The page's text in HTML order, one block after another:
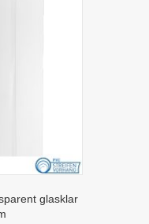
glasklar